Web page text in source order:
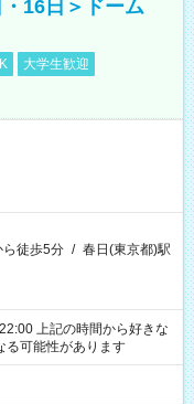
16日＞ドーム
大学生歓迎
ら徒歩5分 / 春日(東京都)駅
好きな
可能性があります